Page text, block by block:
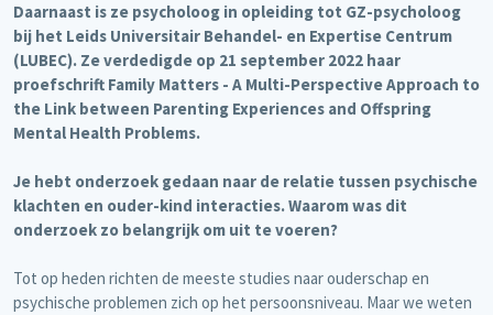
Daarnaast is ze psycholoog in opleiding tot GZ-psycholoog
bij het Leids Universitair Behandel- en Expertise Centrum
(LUBEC). Ze verdedigde op 21 september 2022 haar
proefschrift Family Matters - A Multi-Perspective Approach to
the Link between Parenting Experiences and Offspring
Mental Health Problems.
Je hebt onderzoek gedaan naar de relatie tussen psychische
klachten en ouder-kind interacties. Waarom was dit
onderzoek zo belangrijk om uit te voeren?
Tot op heden richten de meeste studies naar ouderschap en
psychische problemen zich op het persoonsniveau. Maar we weten